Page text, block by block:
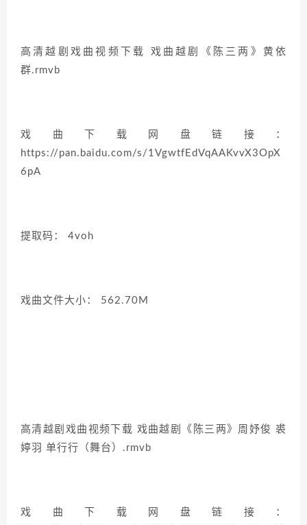
高清越剧戏曲视频下载 戏曲越剧《陈三两》黄依
群.rmvb
戏曲下载网盘链接：
https://pan.baidu.com/s/1VgwtfEdVqAAKvvX3OpX
6pA
提取码： 4voh
戏曲文件大小： 562.70M
高清越剧戏曲视频下载 戏曲越剧《陈三两》周妤俊 裘
婷羽 单行行（舞台）.rmvb
戏曲下载网盘链接：